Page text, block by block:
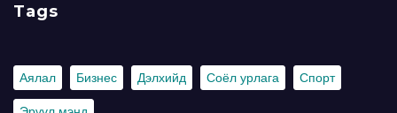
Tags
Аялал Бизнес Дэлхийд Соёл урлага Спорт